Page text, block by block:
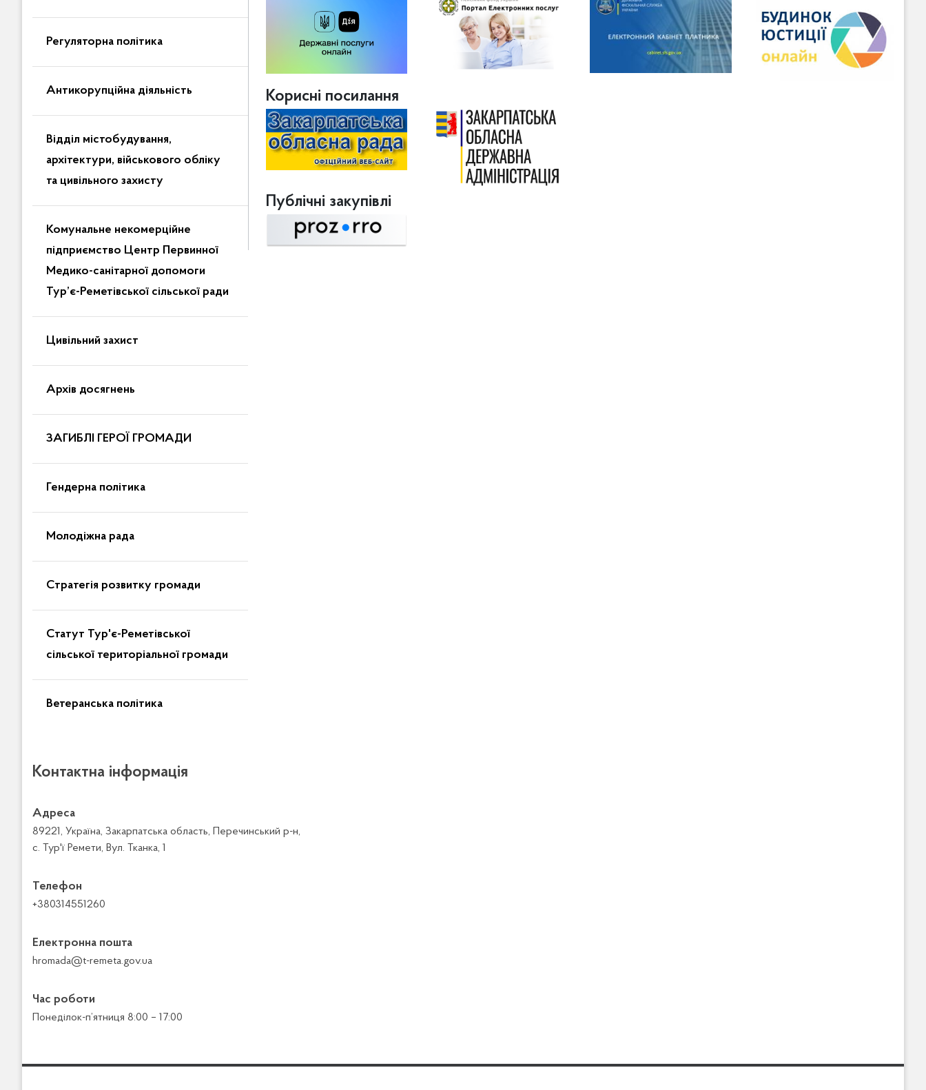
Регуляторна політика
Антикорупційна діяльність
Відділ містобудування,
архітектури, військового обліку
та цивільного захисту
Комунальне некомерційне
підприємство Центр Первинної
Медико-санітарної допомоги
Тур’є-Реметівської сільської ради
Цивільний захист
Архів досягнень
ЗАГИБЛІ ГЕРОЇ ГРОМАДИ
Гендерна політика
Молодіжна рада
Стратегія розвитку громади
Статут Тур'є-Реметівської
сільської територіальної громади
Ветеранська політика
Корисні посилання
Публічні закупівлі
Контактна інформація
Адреса
89221, Україна, Закарпатська область, Перечинський р-н,
с. Тур'ї Ремети, Вул. Тканка, 1
Телефон
+380314551260
Електронна пошта
hromada@t-remeta.gov.ua
Час роботи
Понеділок-п’ятниця 8:00 – 17:00